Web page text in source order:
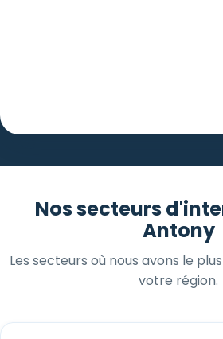
Nos secteurs
Antony
Les secteurs où nous avons le
votre région.